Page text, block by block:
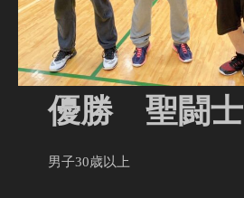
優勝 聖闘士
男子30歳以上